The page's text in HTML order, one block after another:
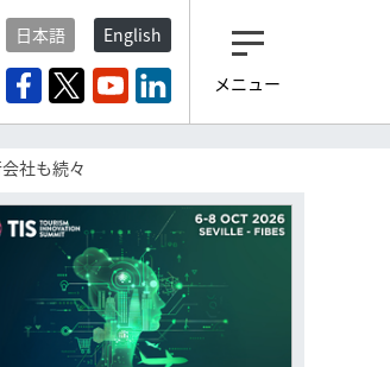
日本語 English
メニュー
社も続々
観光産業ニュース「トラベ
一歩先の未来がみえるメルマガ
「今日のヘッドライン」 、もうご
登録済みですよね？
もし未だ登録していないなら…
いますぐ登録する